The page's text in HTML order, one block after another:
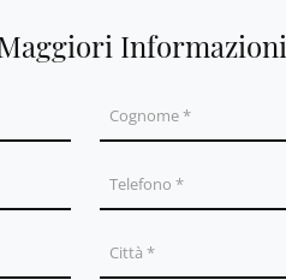
Informazioni